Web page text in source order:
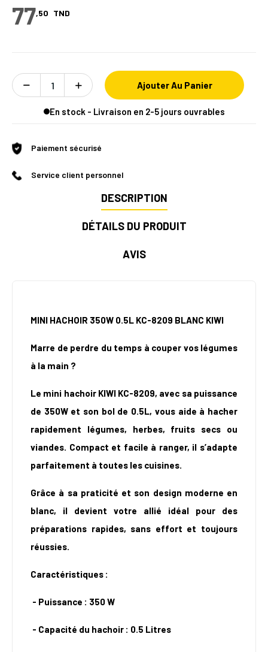
77,50 TND
Ajouter Au Panier
En stock - Livraison en 2-5 jours ouvrables
Paiement sécurisé
Service client personnel
DESCRIPTION
DÉTAILS DU PRODUIT
AVIS
MINI HACHOIR 350W 0.5L KC-8209 BLANC KIWI
Marre de perdre du temps à couper vos légumes
à la main ?
Le mini hachoir KIWI KC-8209, avec sa puissance
de 350W et son bol de 0.5L, vous aide à hacher
rapidement légumes, herbes, fruits secs ou
viandes. Compact et facile à ranger, il s’adapte
parfaitement à toutes les cuisines.
Grâce à sa praticité et son design moderne en
blanc, il devient votre allié idéal pour des
préparations rapides, sans effort et toujours
réussies.
Caractéristiques :
- Puissance : 350 W
- Capacité du hachoir : 0.5 Litres